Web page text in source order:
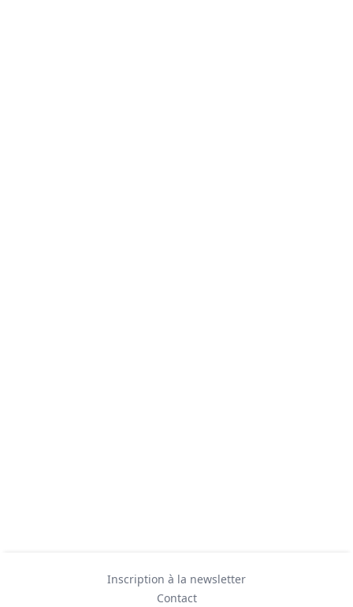
Inscription à la newsletter
Contact